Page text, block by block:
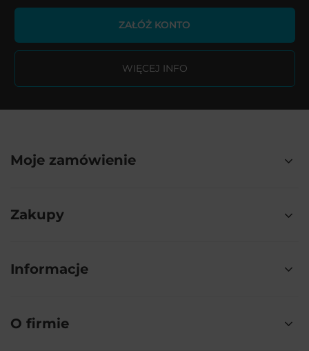
ZAŁÓŻ KONTO
WIĘCEJ INFO
Moje zamówienie
Zakupy
Informacje
O firmie